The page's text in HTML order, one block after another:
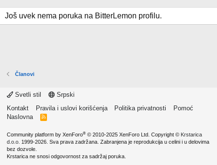
Još uvek nema poruka na BitterLemon profilu.
Članovi
Svetli stil
Srpski
Kontakt
Pravila i uslovi korišćenja Politika privatnosti
Pomoć
Naslovna
R
Community platform by XenForo® © 2010-2025 XenForo Ltd. Copyright © Krstarica
d.o.o. 1999-2026. Sva prava zadržana. Zabranjena je reprodukcija u celini i u delovima
bez dozvole.
Krstarica ne snosi odgovornost za sadržaj poruka.